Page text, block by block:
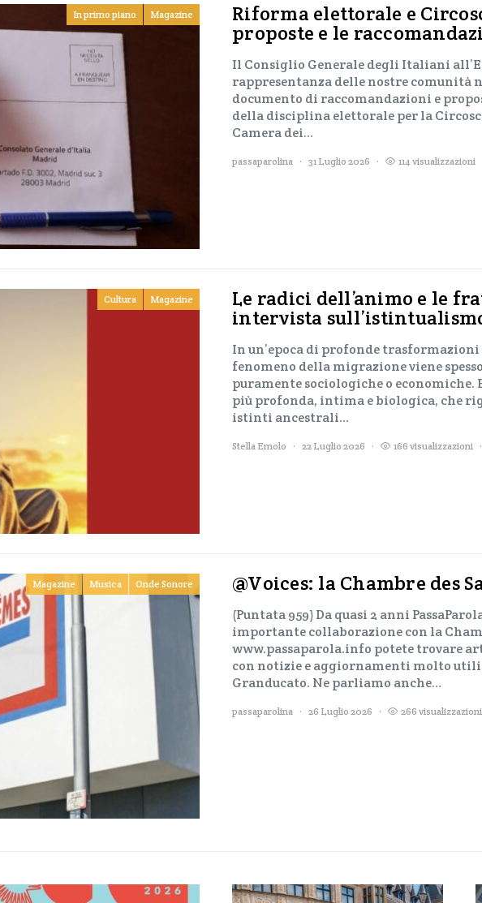
In primo piano Magazine Riforma elettorale e
proposte e le
Il Consiglio Generale degli Italiani
rappresentanza delle nostre comunità
documento di raccomandazioni e
della disciplina elettorale per la
Camera dei…
passaparolina 31 Luglio 2026 114 visualizzazioni
Cultura Magazine Le radici dell’animo e le
intervista
In un’epoca di profonde
fenomeno della migrazione viene
puramente sociologiche o
più profonda, intima e biologica, che
istinti ancestrali…
Stella Emolo 22 Luglio 2026 166 visualizzazioni
Magazine Musica Onde Sonore @Voices: la Chambre des
(Puntata 959) Da quasi 2 anni
importante collaborazione con la
www.passaparola.info potete trovare
con notizie e aggiornamenti molto
Granducato. Ne parliamo anche…
passaparolina 26 Luglio 2026 266 visualizzazioni